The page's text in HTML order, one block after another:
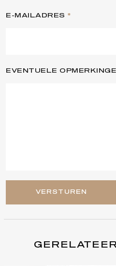
E-MAILADRES *
EVENTUELE
VERSTUREN